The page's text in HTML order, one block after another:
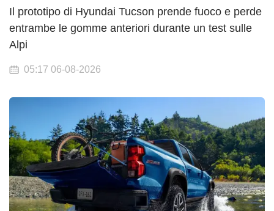
Il prototipo di Hyundai Tucson prende fuoco e perde
entrambe le gomme anteriori durante un test sulle
Alpi
05:17 06-08-2026